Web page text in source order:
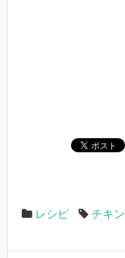
レシピ チキン